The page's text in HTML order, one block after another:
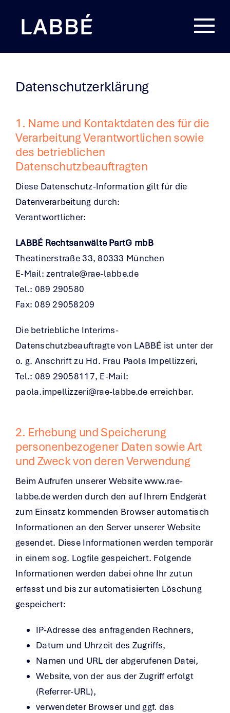
Inhalt
springen
Datenschutzerklärung
1. Name und Kontaktdaten des für die
Verarbeitung Verantwortlichen sowie
des betrieblichen
Datenschutzbeauftragten
Diese Datenschutz-Information gilt für die
Datenverarbeitung durch:
Verantwortlicher:
LABBÉ Rechtsanwälte PartG mbB
Theatinerstraße 33, 80333 München
E-Mail:zentrale@rae-labbe.de
Tel.: 089 290580
Fax: 089 29058209
Die betriebliche Interims-
Datenschutzbeauftragte von LABBÉ ist unter der
o. g. Anschrift zu Hd. Frau Paola Impellizzeri,
Tel.: 089 29058117, E-Mail:
paola.impellizzeri@rae-labbe.de erreichbar.
2. Erhebung und Speicherung
personenbezogener Daten sowie Art
und Zweck von deren Verwendung
Beim Aufrufen unserer Websitewww.rae-
labbe.dewerden durch den auf Ihrem Endgerät
zum Einsatz kommenden Browser automatisch
Informationen an den Server unserer Website
gesendet. Diese Informationen werden temporär
in einem sog. Logfile gespeichert. Folgende
Informationen werden dabei ohne Ihr zutun
erfasst und bis zur automatisierten Löschung
gespeichert:
IP-Adresse des anfragenden Rechners,
Datum und Uhrzeit des Zugriffs,
Namen und URL der abgerufenen Datei,
Website, von der aus der Zugriff erfolgt
(Referrer-URL),
verwendeter Browser und ggf. das